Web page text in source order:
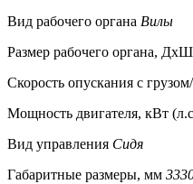
Вид рабочего органа Вилы
Размер рабочего органа,
Скорость опускания с
Мощность двигателя, кВт
Вид управления Сидя
Габаритные размеры, мм